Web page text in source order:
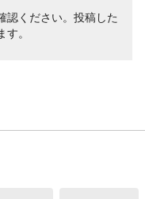
認ください。投稿した
。